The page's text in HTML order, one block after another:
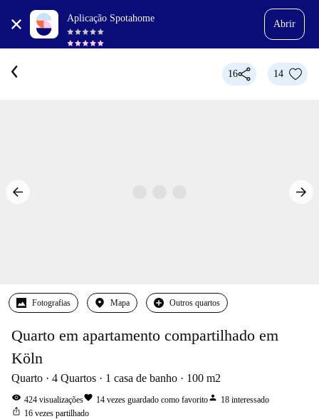
Aplicação Spotahome
Abrir
16 14
Fotografias Mapa Outros quartos
Quarto em apartamento compartilhado em
Köln
Quarto 4 Quartos 1 casa de banho 100 m2
visibility 424 visualizaçõesfavorite 14 vezes guardado como favoritoperson 18 interessado
ios_share 16 vezes partilhado